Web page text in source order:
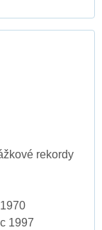
rekordy
1997